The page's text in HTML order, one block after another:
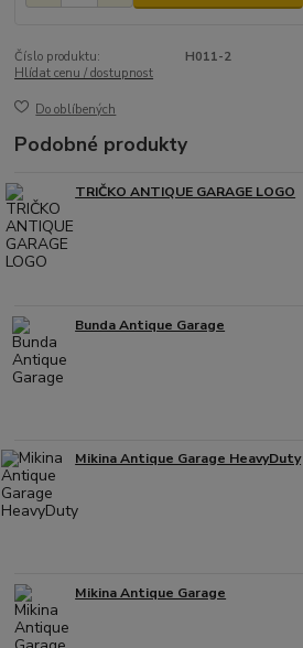
Číslo produktu:
H011-2
Hlídat cenu / dostupnost
Do oblíbených
Podobné produkty
TRIČKO ANTIQUE GARAGE LOGO
Bunda Antique Garage
Mikina Antique Garage HeavyDuty
Mikina Antique Garage